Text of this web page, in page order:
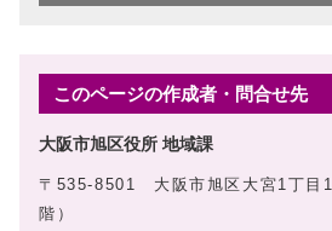
このページの作成者・問合せ先
大阪市旭区役所 地域課
〒535-8501 大阪市旭区大宮1丁目1
階）